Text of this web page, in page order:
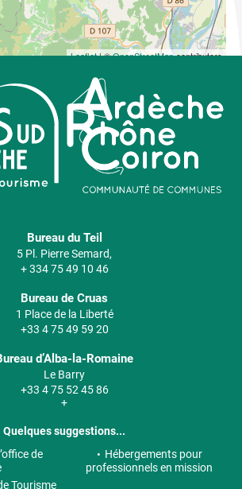
Leaflet| ©OpenStreetMapcontributors
Bureau du Teil
5 Pl. Pierre Semard,
+ 334 75 49 10 46
Bureau de Cruas
1 Place de la Liberté
+33 4 75 49 59 20
d’Alba-la-Romaine
Le Barry
+33 4 75 52 45 86
+
Quelques suggestions...
de
Hébergements pour
professionnels en mission
Tourisme